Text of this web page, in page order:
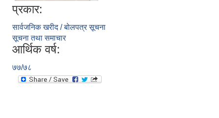
प्रकार:
सार्वजनिक खरीद / बोलपत्र सूचना
सूचना तथा समाचार
आर्थिक वर्ष:
७७/७८